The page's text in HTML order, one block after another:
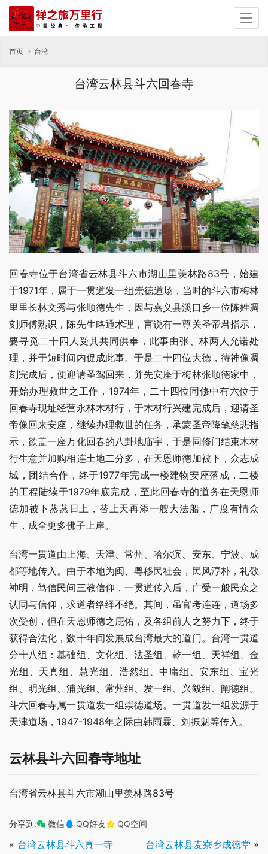
首页 台湾
台湾云林县斗六回春寺
回春寺位于台湾省云林县斗六市湖山里羡林路83号，始建
于1971年，属于一贯道发一组崇德道场，当时的斗六市梅林
里里长林文秀与张顺德先生，因与嘉义县溪口乡一位陈姓凋
刻师傅熟识，陈先生略通术理，言说有一尊关圣帝君指示，
要寻觅二十四人受其共同供奉，此事由张、林两人允诺处
理，并于短时间内促成此事。于是二十四位大德，待神像凋
刻完成后，便迎请圣驾回来，并先安座于梅林张顺德家中，
开始办理救世之工作，1974年，二十四位同修中有六位于
回春寺现址经营永林木材行，于木材行兴建完成后，迎请圣
帝像回来安座，继续办理救世的任务，承蒙圣帝降笔慈悲指
示，欲盖一座万化回春的八卦地庙宇，于是同修门结束木材
行生意并加购相连土地二分多，在天恩师德加被下，众志成
城，团结合作，终于1977年完成一楼建物安座落成，二楼
的工程陆续于1979年底完成，至此回春寺的道务在天恩师
德加被下蒸蒸日上，替上天再添一艘大法船，广度有情众
生，成全更多佛子上岸。
台湾一贯道由上海、天津、常州、哈尔滨、安东、宁波、成
都等地传入。由于本地为闽、粤移民社会，民风淳朴，礼敬
神明，笃信民间三教信仰，一贯道传入后，广受一般民众之
认同与信仰，求道者络绎不绝。其间，虽官考连连，道场多
次受创，但在天恩师德之庇佑，及各组前人之努力下，终于
获得合法化，数十年间发展成台湾最大的道门。台湾一贯道
分十八组：基础组、文化组、法圣组、乾一组、天祥组、金
光组、天真组、慧光组、浩然组、中庸组、安东组、宝光
组、明光组、浦光组、常州组、发一组、兴毅组、阐德组。
斗六回春寺属一贯道发一组崇德道场。一贯道发一组发源于
天津道场，1947-1948年之际由韩雨霖、刘振魁等传入。
云林县斗六回春寺地址
台湾省云林县斗六市湖山里羡林路83号
分享到: 微信 QQ好友 QQ空间
« 台湾云林县斗六真一寺 台湾云林县麦寮乡成德堂 »